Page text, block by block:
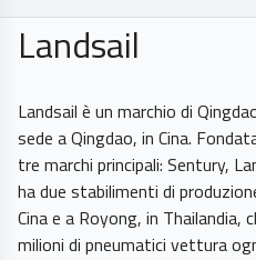
Landsail
Landsail è un marchio di
sede a Qingdao, in Cina.
tre marchi principali: Sentury,
ha due stabilimenti di
Cina e a Royong, in Thailandia,
milioni di pneumatici vettura